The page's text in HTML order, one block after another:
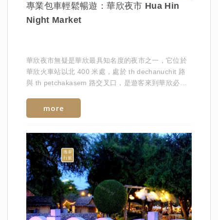
專業包車輕鬆暢遊：華欣夜市 Hua Hin
Night Market
華欣夜市無疑是華欣最具知名度的夜市之一，它位於
華欣火車站以北 400 米處，處於 th dechanuchit 路
與 th petchakasem 路交叉口，是遊客來到華欣必打
more